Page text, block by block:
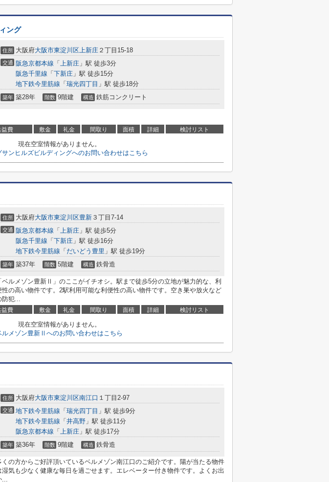
ング
住所 大阪府大阪市東淀川区上新庄 ２丁目15-18
交通 阪急京都本線 「 上新庄 」駅 徒歩3分
阪急千里線 「 下新庄 」駅 徒歩15分
地下鉄今里筋線 「 瑞光四丁目 」駅 徒歩18分
築年 築28年 階数 9階建 構造 鉄筋コンクリート
益費 敷金 礼金 間取り 面積 詳細 検討リスト
現在空室情報がありません。
サンヒルズビルディングへのお問い合わせはこちら
住所 大阪府大阪市東淀川区豊新 ３丁目7-14
交通 阪急京都本線 「 上新庄 」駅 徒歩5分
阪急千里線 「 下新庄 」駅 徒歩16分
地下鉄今里筋線 「 だいどう豊里 」駅 徒歩19分
築年 築37年 階数 5階建 構造 鉄骨造
ベルメゾン豊新Ⅱ」のここがイチオシ。駅まで徒歩5分の立地が魅力的な、利
性の高い物件です。2駅利用可能な利便性の高い物件です。空き巣や放火など
防犯...
益費 敷金 礼金 間取り 面積 詳細 検討リスト
現在空室情報がありません。
ルメゾン豊新Ⅱへのお問い合わせはこちら
住所 大阪府大阪市東淀川区南江口 １丁目2-97
交通 地下鉄今里筋線 「 瑞光四丁目 」駅 徒歩9分
地下鉄今里筋線 「 井高野 」駅 徒歩11分
阪急京都本線 「 上新庄 」駅 徒歩17分
築年 築36年 階数 9階建 構造 鉄骨造
くの方からご好評頂いているベルメゾン南江口のご紹介です。陽が当たる物件
湿気も少なく健康な毎日を過ごせます。エレベーター付き物件です。よくお出
...